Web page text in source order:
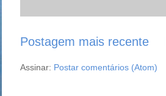
Postagem mais recente
Assinar: Postar comentários (Atom)